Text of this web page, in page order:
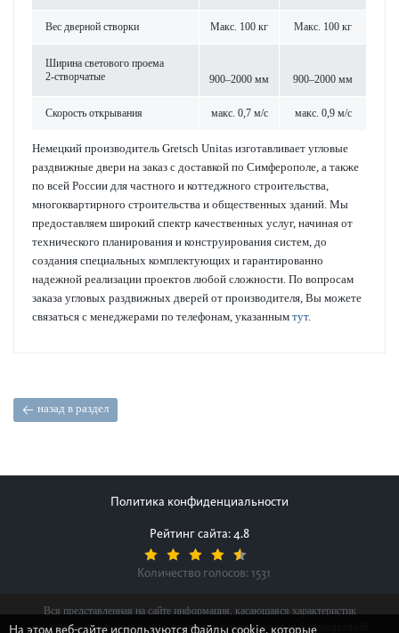
Вес дверной створки Макс. 100 кг Макс. 100 кг
Ширина свет­ового проема
2-створ­чатые
900–2000 мм 900–2000 мм
Скор­ость открывания макс. 0,7 м/с макс. 0,9 м/с
Немецкий производитель Gretsch Unitas изготавливает угловые
раздвижные двери на заказ с доставкой по Симферополе, а также
по всей России для частного и коттеджного строительства,
многоквартирного строительства и общественных зданий. Мы
предоставляем широкий спектр качественных услуг, начиная от
технического планирования и конструирования систем, до
создания специальных комплектующих и гарантированно
надежной реализации проектов любой сложности. По вопросам
заказа угловых раздвижных дверей от производителя, Вы можете
связаться с менеджерами по телефонам, указанным тут.
назад в раздел
Политика конфиденциальности
Рейтинг сайта: 4.8
Количество голосов: 1531
Вся представленная на сайте информация, касающаяся характеристик
продуктов, наличия на складе, стоимости товаров, носит информационный
На этом веб-сайте используются файлы cookie, которые